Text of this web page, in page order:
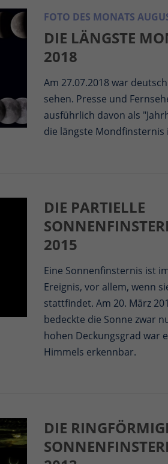
FOTO DES MONATS
DIE LÄNGSTE
2018
Am 27.07.2018 war
sehen. Presse und
ausführlich davon als
die längste Mondfinsternis
DIE PARTIELLE
2015
Eine Sonnenfinsternis ist
Ereignis, vor allem, wenn
stattfindet. Am 20. März
bedeckte die Sonne zwar
hohen Deckungsgrad war
Himmels erkennbar.
DIE